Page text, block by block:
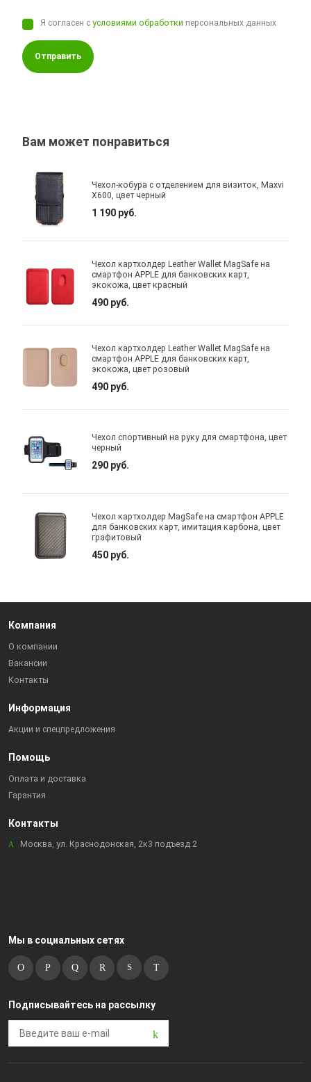
Я согласен сусловиями обработки персональных данных
Отправить
Вам может понравиться
Чехол-кобура с отделением для визиток, Maxvi
X600, цвет черный
1 190 руб.
Чехол картхолдер Leather Wallet MagSafe на
смартфон APPLE для банковских карт,
экокожа, цвет красный
490 руб.
Чехол картхолдер Leather Wallet MagSafe на
смартфон APPLE для банковских карт,
экокожа, цвет розовый
490 руб.
Чехол спортивный на руку для смартфона, цвет
черный
290 руб.
Чехол картхолдер MagSafe на смартфон APPLE
для банковских карт, имитация карбона, цвет
графитовый
450 руб.
Компания
О компании
Вакансии
Контакты
Информация
Акции и спецпредложения
Помощь
Оплата и доставка
Гарантия
Контакты
Москва, ул. Краснодонская, 2к3 подъезд 2
Мы в социальных сетях
Подписывайтесь на рассылку